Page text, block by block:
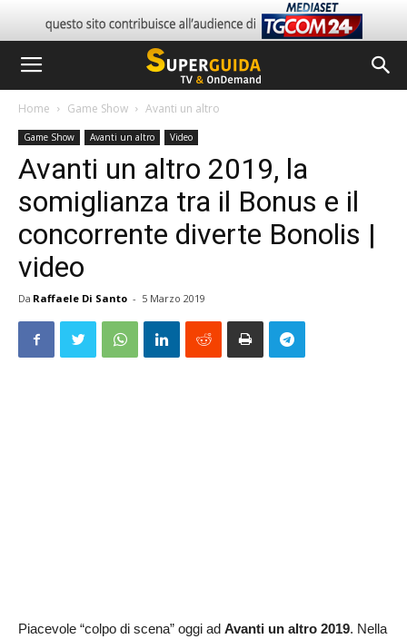
Home Game Show Avanti un altro
Game Show Avanti un altro Video
Avanti un altro 2019, la
somiglianza tra il Bonus e il
concorrente diverte Bonolis |
video
Da Raffaele Di Santo - 5 Marzo 2019
Piacevole “colpo di scena” oggi ad Avanti un altro 2019. Nella